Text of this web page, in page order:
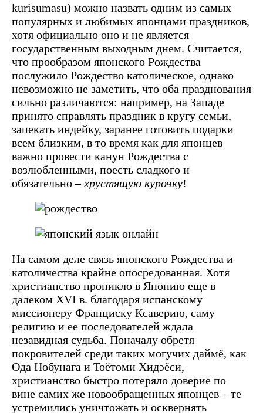
kurisumasu) можно назвать одним из самых
популярных и любимых японцами праздников,
хотя официально оно и не является
государственным выходным днем. Считается,
что прообразом японского Рождества
послужило Рождество католическое, однако
невозможно не заметить, что оба празднования
сильно различаются: например, на Западе
принято справлять праздник в кругу семьи,
запекать индейку, заранее готовить подарки
всем близким, в то время как для японцев
важно провести канун Рождества с
возлюбленными, поесть сладкого и
обязательно –хрустящую курочку!
На самом деле связь японского Рождества и
католичества крайне опосредованная. Хотя
христианство проникло в Японию еще в
далеком XVI в. благодаря испанскому
миссионеру Франциску Ксаверию, саму
религию и ее последователей ждала
незавидная судьба. Поначалу обретя
покровителей среди таких могучих даймё, как
Ода Нобунага и Тоётоми Хидэёси,
христианство быстро потеряло доверие по
вине самих же новообращенных японцев – те
устремились уничтожать и осквернять